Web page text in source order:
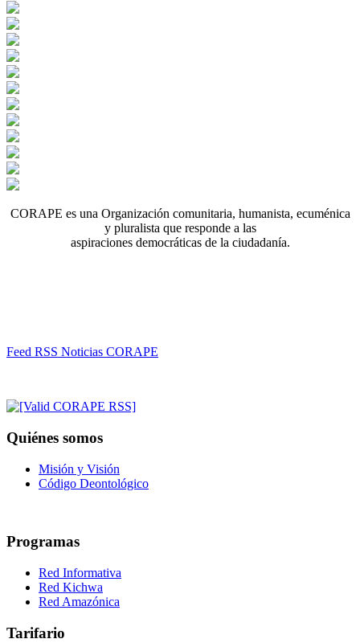
CORAPE es una Organización comunitaria, humanista, ecuménica
y pluralista que responde a las
aspiraciones democráticas de la ciudadanía.
Feed RSS Noticias CORAPE
Quiénes somos
Misión y Visión
Código Deontológico
Programas
Red Informativa
Red Kichwa
Red Amazónica
Tarifario